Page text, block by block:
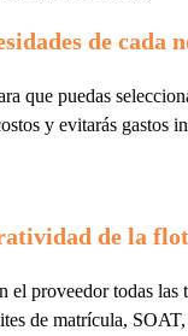
de cada
que puedas
y evitarás gastos
de la
proveedor todas las
de matrícula,